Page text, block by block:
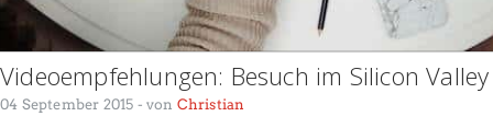
Videoempfehlungen: Besuch im Silicon
04 September 2015 - von Christian